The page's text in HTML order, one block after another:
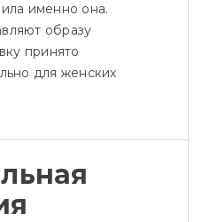
именно она.
образу
принято
для женских